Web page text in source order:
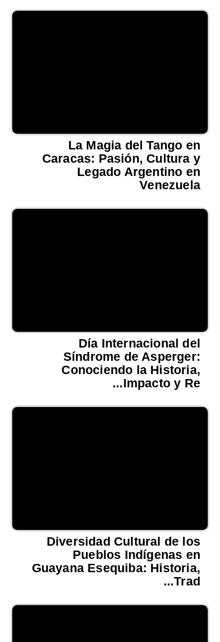
La Magia del Tango en
Caracas: Pasión, Cultura y
Legado Argentino en
Venezuela
Día Internacional del
Síndrome de Asperger:
Conociendo la Historia,
Impacto y Re...
Diversidad Cultural de los
Pueblos Indígenas en
Guayana Esequiba: Historia,
Trad...